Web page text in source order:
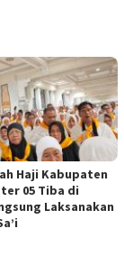
Haji Kabupaten
05 Tiba di
Laksanakan